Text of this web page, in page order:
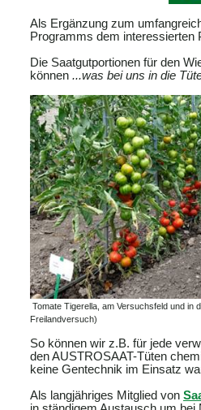
Als Ergänzung zum
Programms dem interessierten
Die Saatgutportionen für den
können ...was bei uns in die
Tomate Tigerella, am Versuchsfeld und in
Freilandversuch)
So können wir z.B. für jede
den AUSTROSAAT-Tüten
keine Gentechnik im Einsatz
Als langjähriges Mitglied von